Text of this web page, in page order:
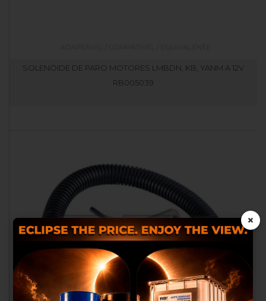
SOLENOIDE DE PARO MOTORES LMBDN, KB, YANM A 12V
RB005039
Utilizamos cookies próprias e
de terceiros para proporcionar-
×